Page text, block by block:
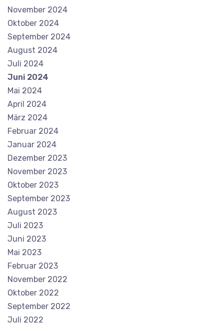
November 2024
Oktober 2024
September 2024
August 2024
Juli 2024
Juni 2024
Mai 2024
April 2024
März 2024
Februar 2024
Januar 2024
Dezember 2023
November 2023
Oktober 2023
September 2023
August 2023
Juli 2023
Juni 2023
Mai 2023
Februar 2023
November 2022
Oktober 2022
September 2022
Juli 2022